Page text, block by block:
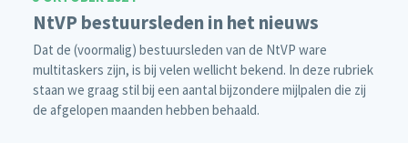
NtVP bestuursleden in het nieuws
Dat de (voormalig) bestuursleden van de NtVP ware
multitaskers zijn, is bij velen wellicht bekend. In deze rubriek
staan we graag stil bij een aantal bijzondere mijlpalen die zij
de afgelopen maanden hebben behaald.